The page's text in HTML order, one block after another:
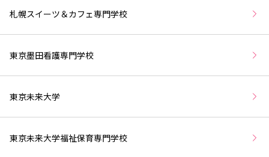
札幌スイーツ＆カフェ専門学校
東京墨田看護専門学校
東京未来大学
東京未来大学福祉保育専門学校